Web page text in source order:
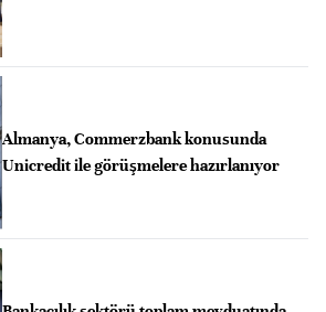
Almanya, Commerzbank konusunda
Unicredit ile görüşmelere hazırlanıyor